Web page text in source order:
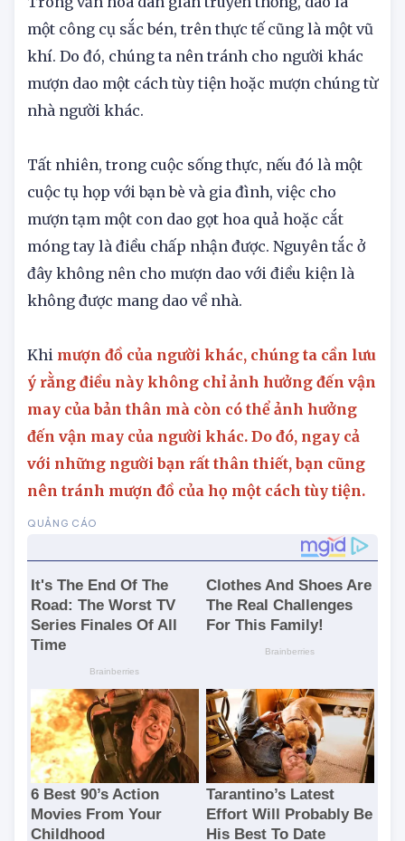
Trong văn hóa dân gian truyền thống, dao là
một công cụ sắc bén, trên thực tế cũng là một vũ
khí. Do đó, chúng ta nên tránh cho người khác
mượn dao một cách tùy tiện hoặc mượn chúng từ
Tất nhiên, trong cuộc sống thực, nếu đó là một
cuộc tụ họp với bạn bè và gia đình, việc cho
mượn tạm một con dao gọt hoa quả hoặc cắt
móng tay là điều chấp nhận được. Nguyên tắc ở
đây không nên cho mượn dao với điều kiện là
Khimượn đồ của người khác, chúng ta cần lưu
ý rằng điều này không chỉ ảnh hưởng đến vận
may của bản thân mà còn có thể ảnh hưởng
đến vận may của người khác. Do đó, ngay cả
với những người bạn rất thân thiết, bạn cũng
nên tránh mượn đồ của họ một cách tùy tiện.